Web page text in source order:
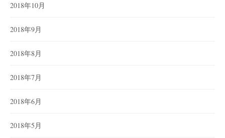
2018年10月
2018年9月
2018年8月
2018年7月
2018年6月
2018年5月